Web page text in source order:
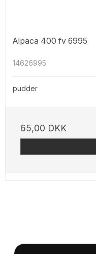
Alpaca 400 fv 6995
14626995
pudder
65,00 DKK